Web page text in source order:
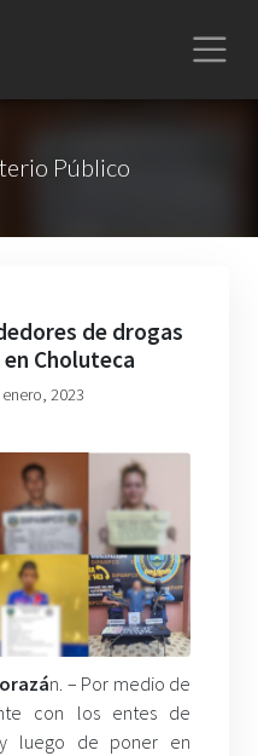
Público
de drogas
Choluteca
2023
n. – Por medio de
con los entes de
luego de poner en